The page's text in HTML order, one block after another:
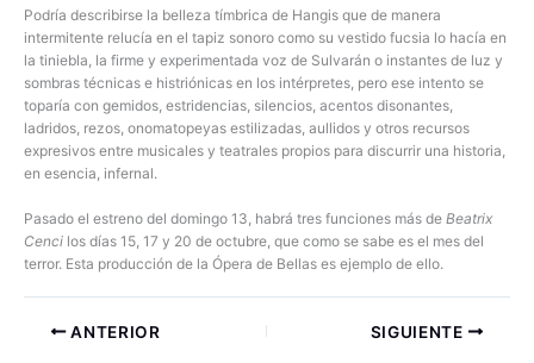
Podría describirse la belleza tímbrica de Hangis que de manera
intermitente relucía en el tapiz sonoro como su vestido fucsia lo hacía en
la tiniebla, la firme y experimentada voz de Sulvarán o instantes de luz y
sombras técnicas e histriónicas en los intérpretes, pero ese intento se
toparía con gemidos, estridencias, silencios, acentos disonantes,
ladridos, rezos, onomatopeyas estilizadas, aullidos y otros recursos
expresivos entre musicales y teatrales propios para discurrir una historia,
en esencia, infernal.
Pasado el estreno del domingo 13, habrá tres funciones más de Beatrix
Cenci los días 15, 17 y 20 de octubre, que como se sabe es el mes del
terror. Esta producción de la Ópera de Bellas es ejemplo de ello.
ANTERIOR SIGUIENTE